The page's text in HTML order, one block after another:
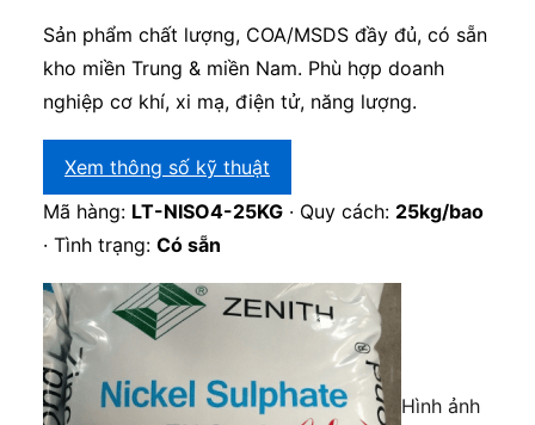
Sản phẩm chất lượng, COA/MSDS đầy đủ, có sẵn
kho miền Trung & miền Nam. Phù hợp doanh
nghiệp cơ khí, xi mạ, điện tử, năng lượng.
Xem thông số kỹ thuật
Mã hàng: LT-NISO4-25KG · Quy cách: 25kg/bao
· Tình trạng: Có sẵn
Hình ảnh